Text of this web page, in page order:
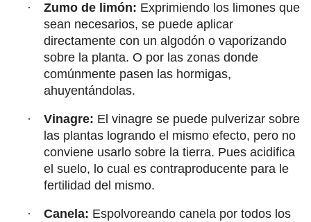
· Zumo de limón: Exprimiendo los limones que
sean necesarios, se puede aplicar
directamente con un algodón o vaporizando
sobre la planta. O por las zonas donde
comúnmente pasen las hormigas,
ahuyentándolas.
· Vinagre: El vinagre se puede pulverizar sobre
las plantas logrando el mismo efecto, pero no
conviene usarlo sobre la tierra. Pues acidifica
el suelo, lo cual es contraproducente para le
fertilidad del mismo.
· Canela: Espolvoreando canela por todos los